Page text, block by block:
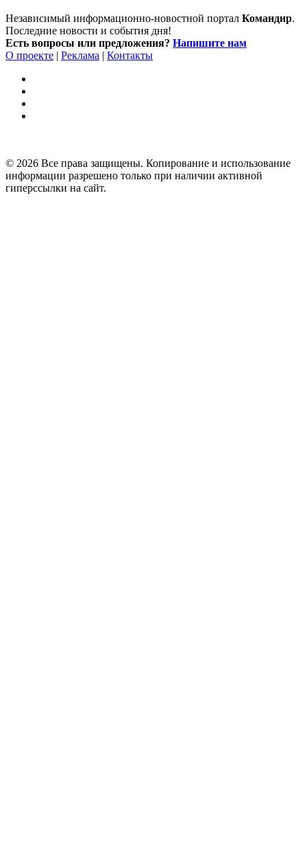
Независимый информационно-новостной портал Командир.
Последние новости и события дня!
Есть вопросы или предложения? Напишите нам
О проекте | Реклама | Контакты
© 2026 Все права защищены. Копирование и использование
информации разрешено только при наличии активной
гиперссылки на сайт.